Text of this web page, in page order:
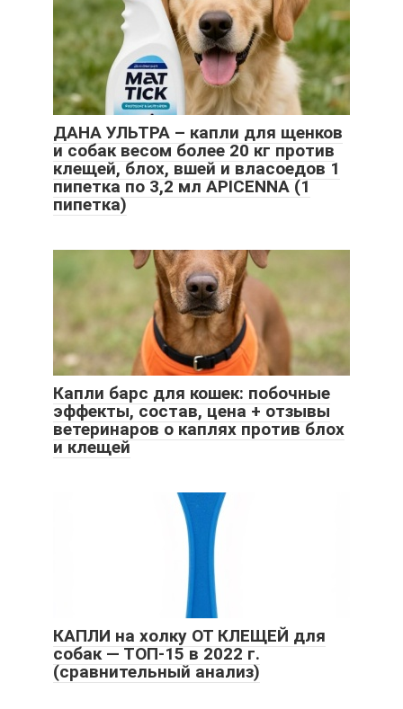
ДАНА УЛЬТРА – капли для щенков
и собак весом более 20 кг против
клещей, блох, вшей и власоедов 1
пипетка по 3,2 мл APICENNA (1
пипетка)
Капли барс для кошек: побочные
эффекты, состав, цена + отзывы
ветеринаров о каплях против блох
и клещей
КАПЛИ на холку ОТ КЛЕЩЕЙ для
собак — ТОП-15 в 2022 г.
(сравнительный анализ)